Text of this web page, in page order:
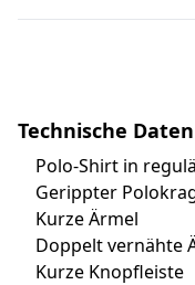
Technische Daten
Polo-Shirt in
Gerippter
Kurze Ärmel
Doppelt vernähte
Kurze Knopfleiste